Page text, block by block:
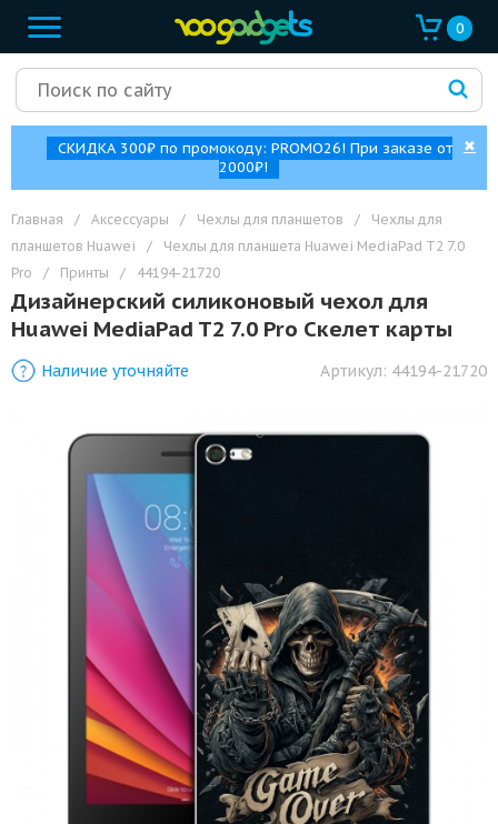
0
СКИДКА 300₽ по промокоду: PROMO26! При заказе от
2000₽!
✖
Главная / Аксессуары / Чехлы для планшетов /
Чехлы для
планшетов Huawei
/
Чехлы для планшета Huawei MediaPad T2 7.0
Pro
/ Принты / 44194-21720
Дизайнерский силиконовый чехол для
Huawei MediaPad T2 7.0 Pro Скелет карты
Наличие уточняйте Артикул: 44194-21720